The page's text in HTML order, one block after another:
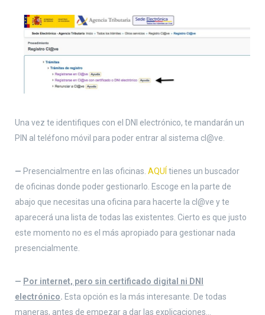
Una vez te identifiques con el DNI electrónico, te mandarán un
PIN al teléfono móvil para poder entrar al sistema cl@ve.
— Presencialmentre en las oficinas. AQUÍ tienes un buscador
de oficinas donde poder gestionarlo. Escoge en la parte de
abajo que necesitas una oficina para hacerte la cl@ve y te
aparecerá una lista de todas las existentes. Cierto es que justo
este momento no es el más apropiado para gestionar nada
presencialmente.
— Por internet, pero sin certificado digital ni DNI
electrónico. Esta opción es la más interesante. De todas
maneras, antes de empezar a dar las explicaciones…